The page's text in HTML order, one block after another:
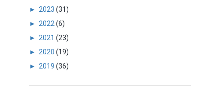
► 2023 (31)
► 2022 (6)
► 2021 (23)
► 2020 (19)
► 2019 (36)